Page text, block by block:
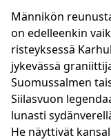
Männikön
on edelleenkin
risteyksessä
jykevässä
Suomussalmen
Siilasvuon
lunasti
He näyttivät